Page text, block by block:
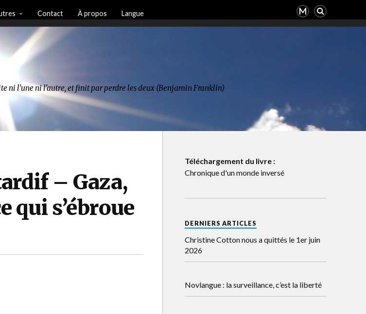
Contact À propos Langue
ni l'une ni l'autre, et finit par perdre les deux (Benjamin Franklin)
– Gaza,
qui s’ébroue
Téléchargement du livre :
Chronique d'un monde inversé
DERNIERS ARTICLES
Christine Cotton nous a quittés le 1er juin
2026
Novlangue : la surveillance, c’est la liberté